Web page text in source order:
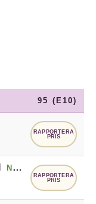
95 (E10)
RAPPORTERA
PRIS
NORSJÖ
RAPPORTERA
PRIS